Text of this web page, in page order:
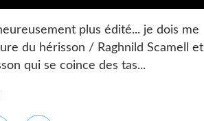
plus édité... je dois me
du hérisson / Raghnild Scamell et
qui se coince des tas...